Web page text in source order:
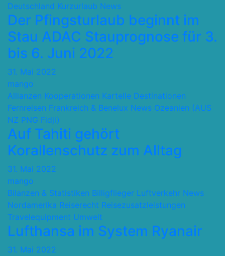
Deutschland Kurzurlaub News
Der Pfingsturlaub beginnt im
Stau ADAC Stauprognose für 3.
bis 6. Juni 2022
31. Mai 2022
mango
Allianzen Kooperationen Kartelle Destinationen
Fernreisen Frankreich & Benelux News Ozeanien (AUS
NZ PNG Fidji)
Auf Tahiti gehört
Korallenschutz zum Alltag
31. Mai 2022
mango
Bilanzen & Statistiken Billigflieger Luftverkehr News
Nordamerika Reiserecht Reisezusatzleistungen
Travelequipment Umwelt
Lufthansa im System Ryanair
31. Mai 2022